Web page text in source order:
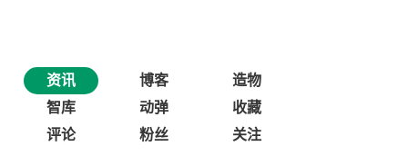
资讯 博客
造物
智库
动弹
收藏
评论
粉丝 关注